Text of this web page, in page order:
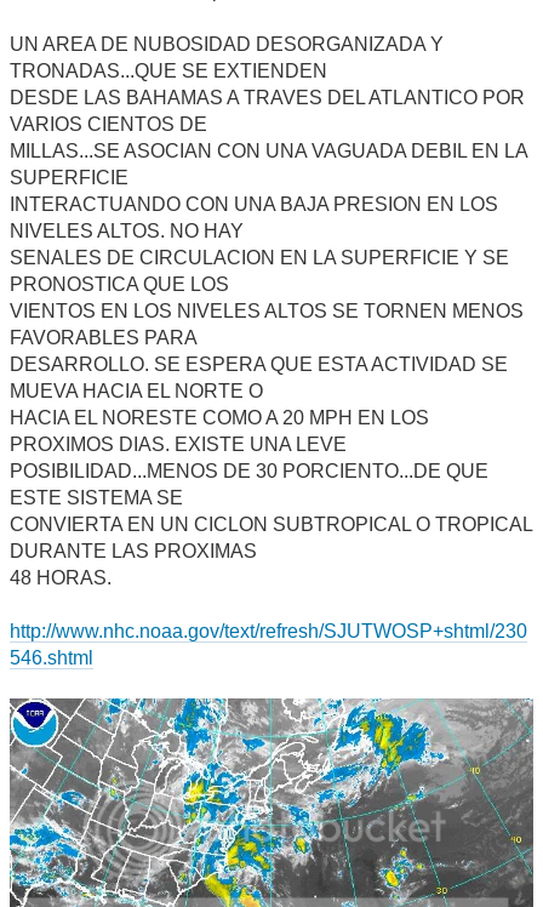
UN AREA DE NUBOSIDAD DESORGANIZADA Y
TRONADAS...QUE SE EXTIENDEN
DESDE LAS BAHAMAS A TRAVES DEL ATLANTICO POR
VARIOS CIENTOS DE
MILLAS...SE ASOCIAN CON UNA VAGUADA DEBIL EN LA
SUPERFICIE
INTERACTUANDO CON UNA BAJA PRESION EN LOS
NIVELES ALTOS. NO HAY
SENALES DE CIRCULACION EN LA SUPERFICIE Y SE
PRONOSTICA QUE LOS
VIENTOS EN LOS NIVELES ALTOS SE TORNEN MENOS
FAVORABLES PARA
DESARROLLO. SE ESPERA QUE ESTA ACTIVIDAD SE
MUEVA HACIA EL NORTE O
HACIA EL NORESTE COMO A 20 MPH EN LOS
PROXIMOS DIAS. EXISTE UNA LEVE
POSIBILIDAD...MENOS DE 30 PORCIENTO...DE QUE
ESTE SISTEMA SE
CONVIERTA EN UN CICLON SUBTROPICAL O TROPICAL
DURANTE LAS PROXIMAS
48 HORAS.
http://www.nhc.noaa.gov/text/refresh/SJUTWOSP+shtml/230
546.shtml